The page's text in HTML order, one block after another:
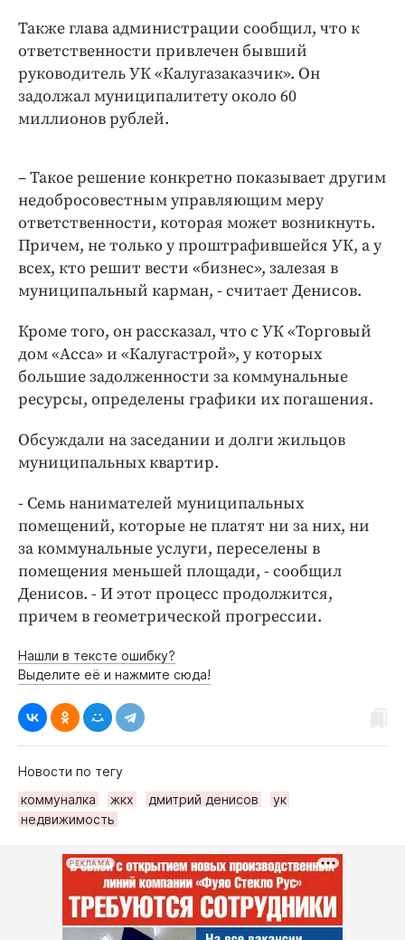
Также глава администрации сообщил, что к
ответственности привлечен бывший
руководитель УК «Калугазаказчик». Он
задолжал муниципалитету около 60
миллионов рублей.
– Такое решение конкретно показывает другим
недобросовестным управляющим меру
ответственности, которая может возникнуть.
Причем, не только у проштрафившейся УК, а у
всех, кто решит вести «бизнес», залезая в
муниципальный карман, - считает Денисов.
Кроме того, он рассказал, что с УК «Торговый
дом «Асса» и «Калугастрой», у которых
большие задолженности за коммунальные
ресурсы, определены графики их погашения.
Обсуждали на заседании и долги жильцов
муниципальных квартир.
- Семь нанимателей муниципальных
помещений, которые не платят ни за них, ни
за коммунальные услуги, переселены в
помещения меньшей площади, - сообщил
Денисов. - И этот процесс продолжится,
причем в геометрической прогрессии.
Нашли в тексте ошибку?
Выделите её и нажмите сюда!
Новости по тегу
коммуналка
жкх дмитрий денисов
ук
недвижимость
РЕКЛАМА